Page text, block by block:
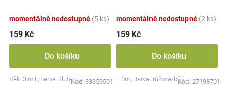
momentálně nedostupné (5 ks)
159 Kč
Do košíku
Věk: 3 m+, barva: žlutá, GG 58404
Kód: 33359501
momentálně nedostupné (2 ks)
159 Kč
Do košíku
+ 0m, Barva: růžová/bíláKód: 27198701